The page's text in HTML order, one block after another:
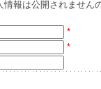
報は公開されません
*
*